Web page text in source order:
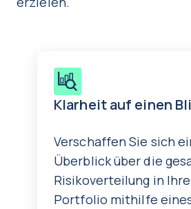
Klarheit auf einen
Verschaffen Sie sich
Überblick über die
Risikoverteilung in
Portfolio mithilfe